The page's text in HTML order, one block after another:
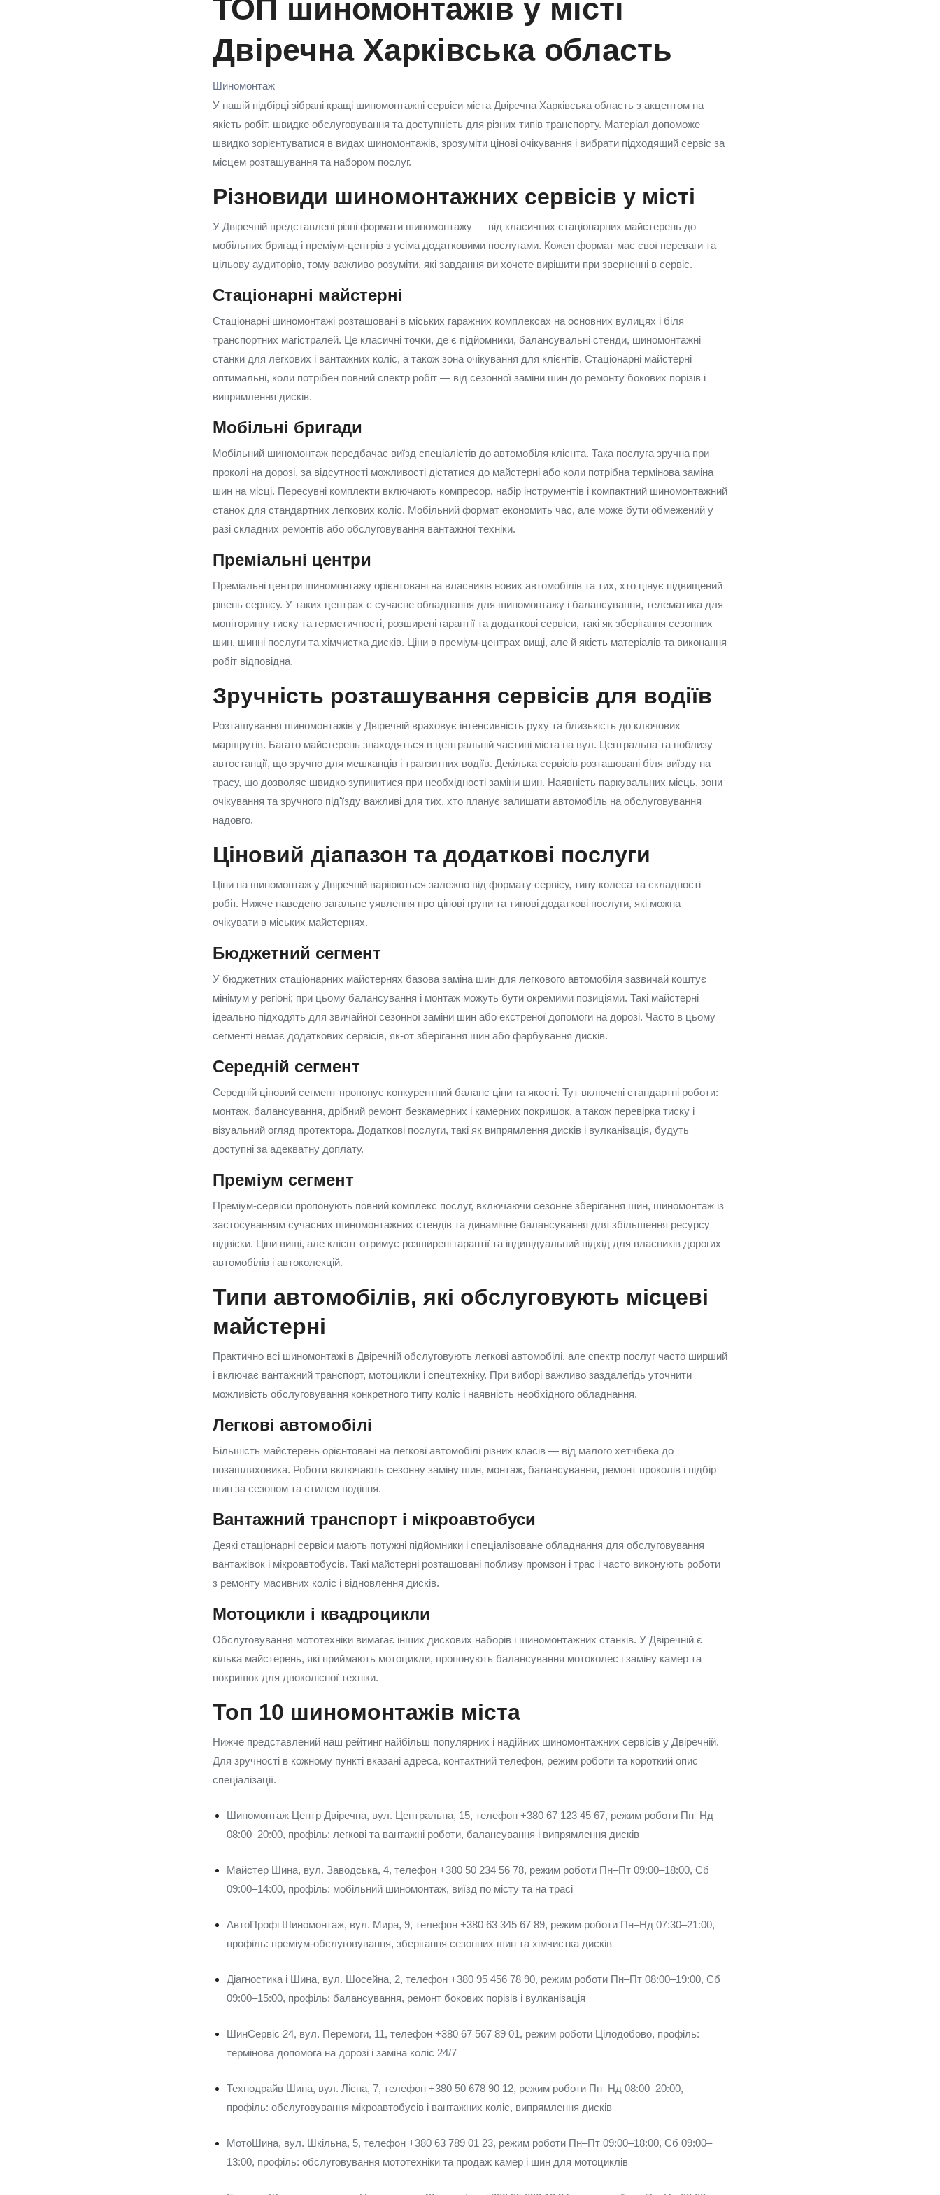
ТОП шиномонтажів у місті
Двіречна Харківська область
Шиномонтаж
У нашій підбірці зібрані кращі шиномонтажні сервіси міста Двіречна Харківська область з акцентом на
якість робіт, швидке обслуговування та доступність для різних типів транспорту. Матеріал допоможе
швидко зорієнтуватися в видах шиномонтажів, зрозуміти цінові очікування і вибрати підходящий сервіс за
місцем розташування та набором послуг.
Різновиди шиномонтажних сервісів у місті
У Двіречній представлені різні формати шиномонтажу — від класичних стаціонарних майстерень до
мобільних бригад і преміум-центрів з усіма додатковими послугами. Кожен формат має свої переваги та
цільову аудиторію, тому важливо розуміти, які завдання ви хочете вирішити при зверненні в сервіс.
Стаціонарні майстерні
Стаціонарні шиномонтажі розташовані в міських гаражних комплексах на основних вулицях і біля
транспортних магістралей. Це класичні точки, де є підйомники, балансувальні стенди, шиномонтажні
станки для легкових і вантажних коліс, а також зона очікування для клієнтів. Стаціонарні майстерні
оптимальні, коли потрібен повний спектр робіт — від сезонної заміни шин до ремонту бокових порізів і
випрямлення дисків.
Мобільні бригади
Мобільний шиномонтаж передбачає виїзд спеціалістів до автомобіля клієнта. Така послуга зручна при
проколі на дорозі, за відсутності можливості дістатися до майстерні або коли потрібна термінова заміна
шин на місці. Пересувні комплекти включають компресор, набір інструментів і компактний шиномонтажний
станок для стандартних легкових коліс. Мобільний формат економить час, але може бути обмежений у
разі складних ремонтів або обслуговування вантажної техніки.
Преміальні центри
Преміальні центри шиномонтажу орієнтовані на власників нових автомобілів та тих, хто цінує підвищений
рівень сервісу. У таких центрах є сучасне обладнання для шиномонтажу і балансування, телематика для
моніторингу тиску та герметичності, розширені гарантії та додаткові сервіси, такі як зберігання сезонних
шин, шинні послуги та хімчистка дисків. Ціни в преміум-центрах вищі, але й якість матеріалів та виконання
робіт відповідна.
Зручність розташування сервісів для водіїв
Розташування шиномонтажів у Двіречній враховує інтенсивність руху та близькість до ключових
маршрутів. Багато майстерень знаходяться в центральній частині міста на вул. Центральна та поблизу
автостанції, що зручно для мешканців і транзитних водіїв. Декілька сервісів розташовані біля виїзду на
трасу, що дозволяє швидко зупинитися при необхідності заміни шин. Наявність паркувальних місць, зони
очікування та зручного під'їзду важливі для тих, хто планує залишати автомобіль на обслуговування
надовго.
Ціновий діапазон та додаткові послуги
Ціни на шиномонтаж у Двіречній варіюються залежно від формату сервісу, типу колеса та складності
робіт. Нижче наведено загальне уявлення про цінові групи та типові додаткові послуги, які можна
очікувати в міських майстернях.
Бюджетний сегмент
У бюджетних стаціонарних майстернях базова заміна шин для легкового автомобіля зазвичай коштує
мінімум у регіоні; при цьому балансування і монтаж можуть бути окремими позиціями. Такі майстерні
ідеально підходять для звичайної сезонної заміни шин або екстреної допомоги на дорозі. Часто в цьому
сегменті немає додаткових сервісів, як-от зберігання шин або фарбування дисків.
Середній сегмент
Середній ціновий сегмент пропонує конкурентний баланс ціни та якості. Тут включені стандартні роботи:
монтаж, балансування, дрібний ремонт безкамерних і камерних покришок, а також перевірка тиску і
візуальний огляд протектора. Додаткові послуги, такі як випрямлення дисків і вулканізація, будуть
доступні за адекватну доплату.
Преміум сегмент
Преміум-сервіси пропонують повний комплекс послуг, включаючи сезонне зберігання шин, шиномонтаж із
застосуванням сучасних шиномонтажних стендів та динамічне балансування для збільшення ресурсу
підвіски. Ціни вищі, але клієнт отримує розширені гарантії та індивідуальний підхід для власників дорогих
автомобілів і автоколекцій.
Типи автомобілів, які обслуговують місцеві
майстерні
Практично всі шиномонтажі в Двіречній обслуговують легкові автомобілі, але спектр послуг часто ширший
і включає вантажний транспорт, мотоцикли і спецтехніку. При виборі важливо заздалегідь уточнити
можливість обслуговування конкретного типу коліс і наявність необхідного обладнання.
Легкові автомобілі
Більшість майстерень орієнтовані на легкові автомобілі різних класів — від малого хетчбека до
позашляховика. Роботи включають сезонну заміну шин, монтаж, балансування, ремонт проколів і підбір
шин за сезоном та стилем водіння.
Вантажний транспорт і мікроавтобуси
Деякі стаціонарні сервіси мають потужні підйомники і спеціалізоване обладнання для обслуговування
вантажівок і мікроавтобусів. Такі майстерні розташовані поблизу промзон і трас і часто виконують роботи
з ремонту масивних коліс і відновлення дисків.
Мотоцикли і квадроцикли
Обслуговування мототехніки вимагає інших дискових наборів і шиномонтажних станків. У Двіречній є
кілька майстерень, які приймають мотоцикли, пропонують балансування мотоколес і заміну камер та
покришок для двоколісної техніки.
Топ 10 шиномонтажів міста
Нижче представлений наш рейтинг найбільш популярних і надійних шиномонтажних сервісів у Двіречній.
Для зручності в кожному пункті вказані адреса, контактний телефон, режим роботи та короткий опис
спеціалізації.
Шиномонтаж Центр Двіречна, вул. Центральна, 15, телефон +380 67 123 45 67, режим роботи Пн–Нд
08:00–20:00, профіль: легкові та вантажні роботи, балансування і випрямлення дисків
Майстер Шина, вул. Заводська, 4, телефон +380 50 234 56 78, режим роботи Пн–Пт 09:00–18:00, Сб
09:00–14:00, профіль: мобільний шиномонтаж, виїзд по місту та на трасі
АвтоПрофі Шиномонтаж, вул. Мира, 9, телефон +380 63 345 67 89, режим роботи Пн–Нд 07:30–21:00,
профіль: преміум-обслуговування, зберігання сезонних шин та хімчистка дисків
Діагностика і Шина, вул. Шосейна, 2, телефон +380 95 456 78 90, режим роботи Пн–Пт 08:00–19:00, Сб
09:00–15:00, профіль: балансування, ремонт бокових порізів і вулканізація
ШинСервіс 24, вул. Перемоги, 11, телефон +380 67 567 89 01, режим роботи Цілодобово, профіль:
термінова допомога на дорозі і заміна коліс 24/7
Технодрайв Шина, вул. Лісна, 7, телефон +380 50 678 90 12, режим роботи Пн–Нд 08:00–20:00,
профіль: обслуговування мікроавтобусів і вантажних коліс, випрямлення дисків
МотоШина, вул. Шкільна, 5, телефон +380 63 789 01 23, режим роботи Пн–Пт 09:00–18:00, Сб 09:00–
13:00, профіль: обслуговування мототехніки та продаж камер і шин для мотоциклів